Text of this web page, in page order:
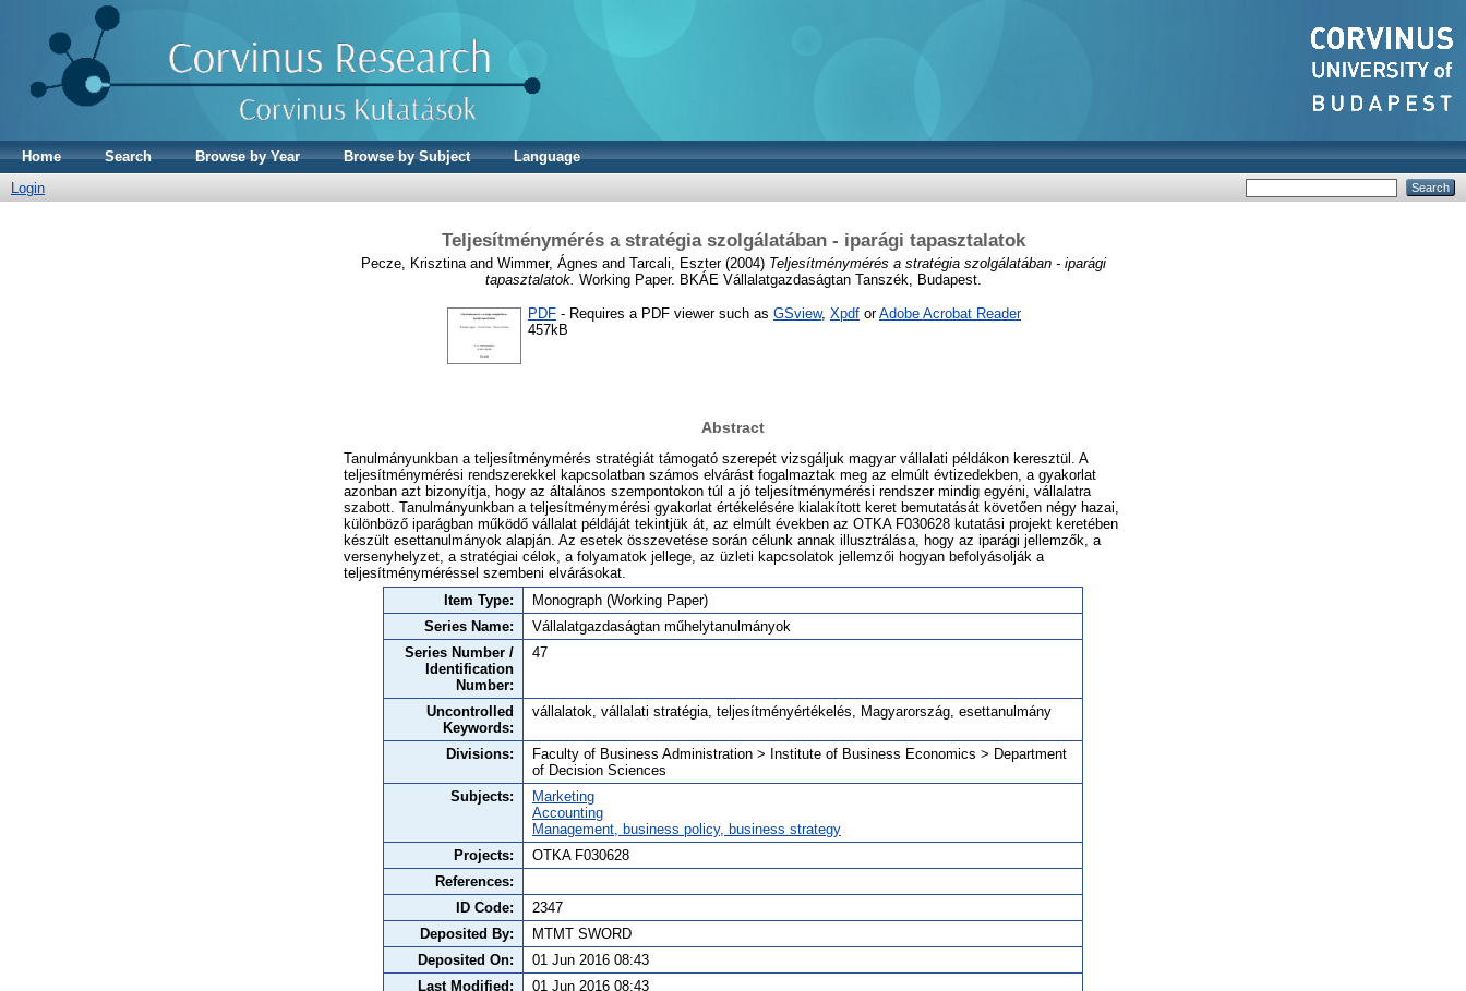
Home Search Browse by Year Browse by Subject
Language
Login
Teljesítménymérés a stratégia szolgálatában - iparági tapasztalatok
Pecze, Krisztinaand Wimmer, Ágnes and Tarcali, Eszter(2004) Teljesítménymérés a stratégia szolgálatában - iparági
tapasztalatok. Working Paper. BKÁE Vállalatgazdaságtan Tanszék, Budapest.
PDF - Requires a PDF viewer such as GSview, Xpdf orAdobe Acrobat Reader
457kB
Abstract
Tanulmányunkban a teljesítménymérés stratégiát támogató szerepét vizsgáljuk magyar vállalati példákon keresztül. A
teljesítménymérési rendszerekkel kapcsolatban számos elvárást fogalmaztak meg az elmúlt évtizedekben, a gyakorlat
azonban azt bizonyítja, hogy az általános szempontokon túl a jó teljesítménymérési rendszer mindig egyéni, vállalatra
szabott. Tanulmányunkban a teljesítménymérési gyakorlat értékelésére kialakított keret bemutatását követően négy hazai,
különböző iparágban működő vállalat példáját tekintjük át, az elmúlt években az OTKA F030628 kutatási projekt keretében
készült esettanulmányok alapján. Az esetek összevetése során célunk annak illusztrálása, hogy az iparági jellemzők, a
versenyhelyzet, a stratégiai célok, a folyamatok jellege, az üzleti kapcsolatok jellemzői hogyan befolyásolják a
teljesítményméréssel szembeni elvárásokat.
Item Type:
Monograph (Working Paper)
Series Name:
Vállalatgazdaságtan műhelytanulmányok
Series Number /
Identification
Number:
47
Uncontrolled
Keywords:
vállalatok, vállalati stratégia, teljesítményértékelés, Magyarország, esettanulmány
Divisions:
Faculty of Business Administration > Institute of Business Economics > Department
of Decision Sciences
Subjects:
Marketing
Accounting
Management, business policy, business strategy
Projects:
OTKA F030628
References:
ID Code:
2347
Deposited By:
MTMT SWORD
Deposited On:
01 Jun 2016 08:43
Last Modified:
01 Jun 2016 08:43